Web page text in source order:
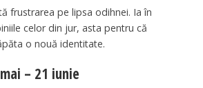
frustrarea pe lipsa odihnei. Ia în
celor din jur, asta pentru că
o nouă identitate.
– 21 iunie